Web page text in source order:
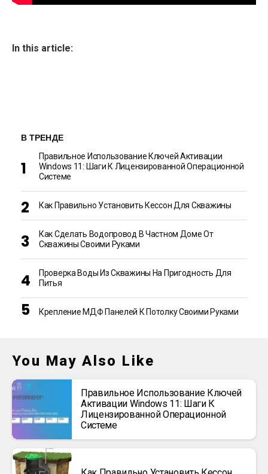
In this article:
В ТРЕНДЕ
Правильное Использование Ключей Активации
Windows 11: Шаги К Лицензированной Операционной
Системе
Как Правильно Установить Кессон Для Скважины
Как Сделать Водопровод В Частном Доме От
Скважины Своими Руками
Проверка Воды Из Скважины На Пригодность Для
Питья
Крепление МДФ Панелей К Потолку Своими Руками
You May Also Like
Правильное Использование Ключей
Активации Windows 11: Шаги К
Лицензированной Операционной
Системе